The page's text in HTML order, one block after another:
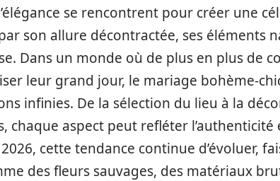
se rencontrent pour créer une
son allure décontractée, ses éléments
Dans un monde où de plus en plus de
leur grand jour, le mariage bohème-
infinies. De la sélection du lieu à la
chaque aspect peut refléter
cette tendance continue d’évoluer,
des fleurs sauvages, des matériaux